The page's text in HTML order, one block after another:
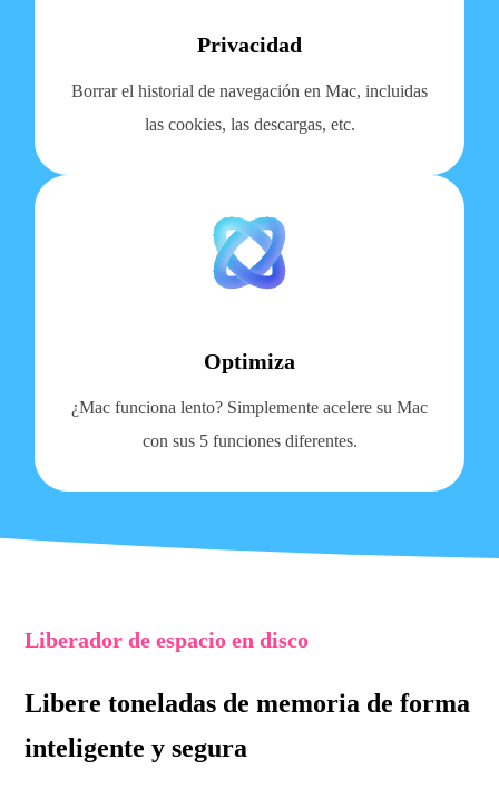
Privacidad
Borrar el historial de navegación en Mac, incluidas
las cookies, las descargas, etc.
Optimiza
¿Mac funciona lento? Simplemente acelere su Mac
con sus 5 funciones diferentes.
Liberador de espacio en disco
Libere toneladas de memoria de forma
inteligente y segura